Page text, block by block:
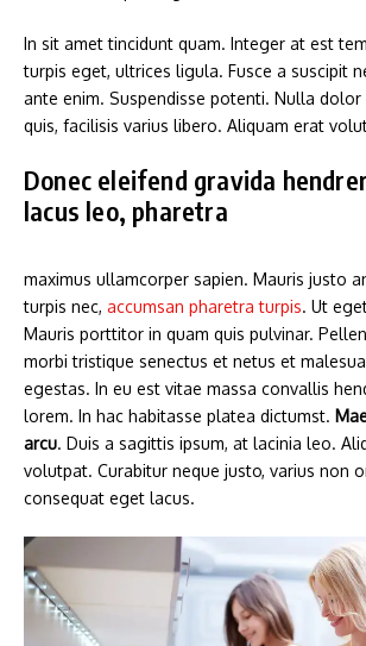
In sit amet tincidunt quam. Integer at est
turpis eget, ultrices ligula. Fusce a suscipit
ante enim. Suspendisse potenti. Nulla dolor
quis, facilisis varius libero. Aliquam erat
Donec eleifend gravida
lacus leo, pharetra
maximus ullamcorper sapien. Mauris justo
turpis nec, accumsan pharetra turpis. Ut
Mauris porttitor in quam quis pulvinar.
morbi tristique senectus et netus et
egestas. In eu est vitae massa convallis
lorem. In hac habitasse platea dictumst.
arcu. Duis a sagittis ipsum, at lacinia leo.
volutpat. Curabitur neque justo, varius non
consequat eget lacus.